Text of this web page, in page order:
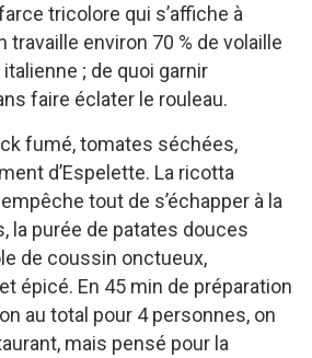
tricolore qui s’affiche à
travaille environ 70 % de volaille
; de quoi garnir
faire éclater le rouleau.
fumé, tomates séchées,
d’Espelette. La ricotta
tout de s’échapper à la
la purée de patates douces
de coussin onctueux,
épicé. En 45 min de préparation
au total pour 4 personnes, on
mais pensé pour la